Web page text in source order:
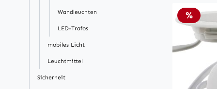
Wandleuchten
LED-Trafos
mobiles Licht
Leuchtmittel
Sicherheit
unserer
12V= •
Rabatt
%